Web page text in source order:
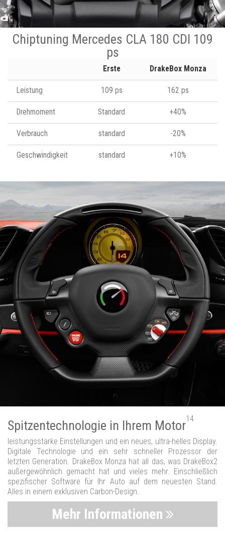
Chiptuning Mercedes CLA 180 CDI 109
ps
Erste DrakeBox Monza
Leistung 109 ps 162 ps
Drehmoment Standard +40%
Verbrauch standard -20%
Geschwindigkeit standard +10%
Spitzentechnologie in Ihrem Motor14
leistungsstarke Einstellungen und ein neues, ultra-helles Display.
Digitale Technologie und ein sehr schneller Prozessor der
letzten Generation. DrakeBox Monza hat all das, was DrakeBox2
außergewöhnlich gemacht hat und vieles mehr. Einschließlich
spezifischer Software für Ihr Auto auf dem neuesten Stand.
Alles in einem exklusiven Carbon-Design.
Mehr Informationen